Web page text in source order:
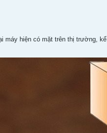
hiện có mặt trên thị trường,